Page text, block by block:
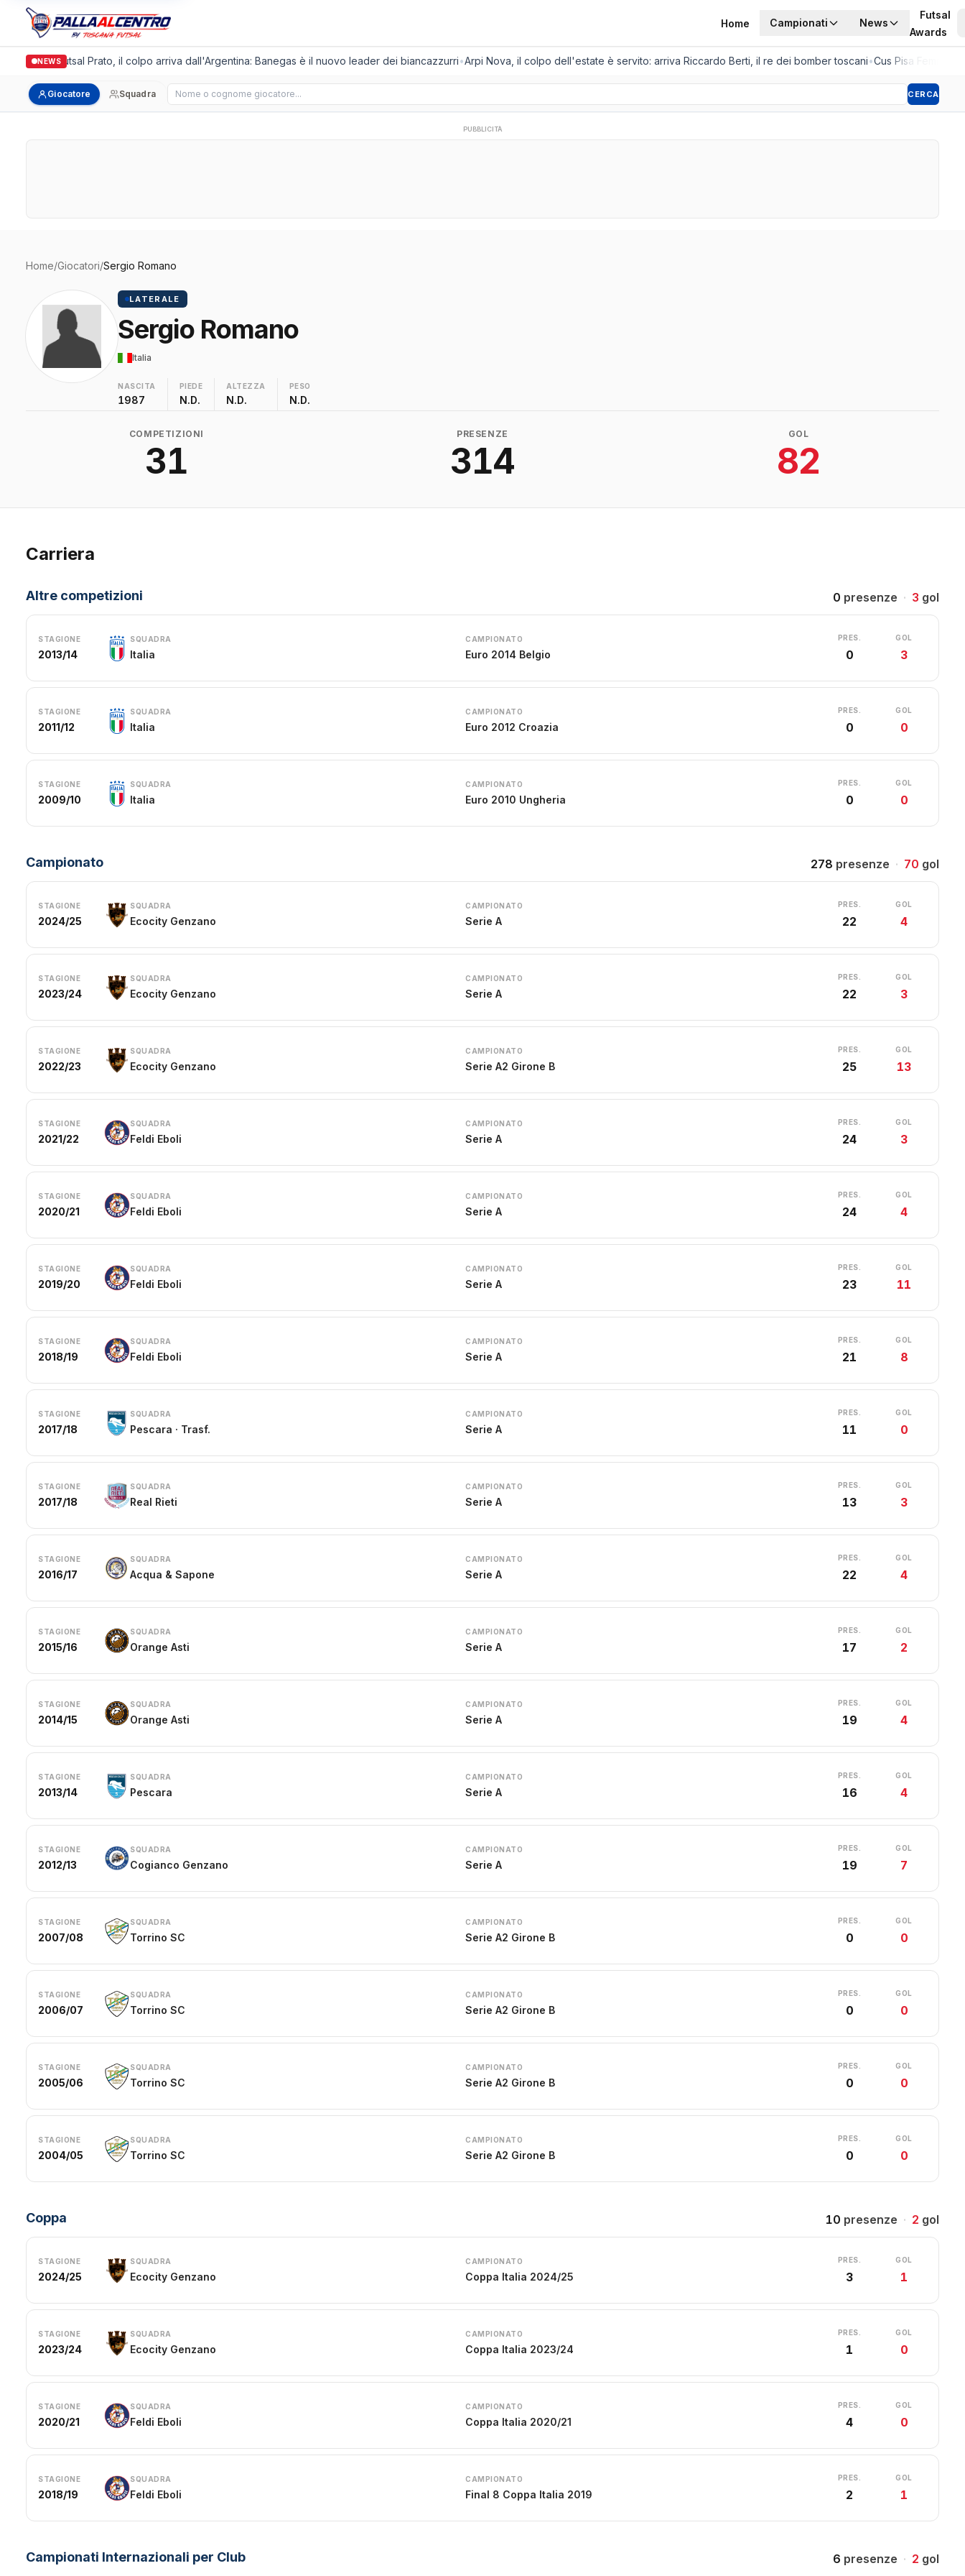
Home Campionati News
Futsal
Awards
NEWSFutsal Prato, il colpo arriva dall'Argentina: Banegas è il nuovo leader dei biancazzurri•Arpi Nova, il colpo dell'estate è servito: arriva Riccardo Berti, il re dei bomber toscani•Cus Pisa Femminile,
Giocatore Squadra Cerca giocatore CERCA
PUBBLICITÀ
Home/Giocatori/Sergio Romano
LATERALE
Sergio Romano
Italia
NASCITA
1987
PIEDE
N.D.
ALTEZZA
N.D.
PESO
N.D.
COMPETIZIONI
31
PRESENZE
314
GOL
82
Carriera
Altre competizioni 0 presenze · 3 gol
STAGIONE
2013/14
SQUADRA
Italia
CAMPIONATO
Euro 2014 Belgio
PRES.
0
GOL
3
STAGIONE
2011/12
SQUADRA
Italia
CAMPIONATO
Euro 2012 Croazia
PRES.
0
GOL
0
STAGIONE
2009/10
SQUADRA
Italia
CAMPIONATO
Euro 2010 Ungheria
PRES.
0
GOL
0
Campionato 278 presenze · 70 gol
STAGIONE
2024/25
SQUADRA
Ecocity Genzano
CAMPIONATO
Serie A
PRES.
22
GOL
4
STAGIONE
2023/24
SQUADRA
Ecocity Genzano
CAMPIONATO
Serie A
PRES.
22
GOL
3
STAGIONE
2022/23
SQUADRA
Ecocity Genzano
CAMPIONATO
Serie A2 Girone B
PRES.
25
GOL
13
STAGIONE
2021/22
SQUADRA
Feldi Eboli
CAMPIONATO
Serie A
PRES.
24
GOL
3
STAGIONE
2020/21
SQUADRA
Feldi Eboli
CAMPIONATO
Serie A
PRES.
24
GOL
4
STAGIONE
2019/20
SQUADRA
Feldi Eboli
CAMPIONATO
Serie A
PRES.
23
GOL
11
STAGIONE
2018/19
SQUADRA
Feldi Eboli
CAMPIONATO
Serie A
PRES.
21
GOL
8
STAGIONE
2017/18
SQUADRA
Pescara · Trasf.
CAMPIONATO
Serie A
PRES.
11
GOL
0
STAGIONE
2017/18
SQUADRA
Real Rieti
CAMPIONATO
Serie A
PRES.
13
GOL
3
STAGIONE
2016/17
SQUADRA
Acqua & Sapone
CAMPIONATO
Serie A
PRES.
22
GOL
4
STAGIONE
2015/16
SQUADRA
Orange Asti
CAMPIONATO
Serie A
PRES.
17
GOL
2
STAGIONE
2014/15
SQUADRA
Orange Asti
CAMPIONATO
Serie A
PRES.
19
GOL
4
STAGIONE
2013/14
SQUADRA
Pescara
CAMPIONATO
Serie A
PRES.
16
GOL
4
STAGIONE
2012/13
SQUADRA
Cogianco Genzano
CAMPIONATO
Serie A
PRES.
19
GOL
7
STAGIONE
2007/08
SQUADRA
Torrino SC
CAMPIONATO
Serie A2 Girone B
PRES.
0
GOL
0
STAGIONE
2006/07
SQUADRA
Torrino SC
CAMPIONATO
Serie A2 Girone B
PRES.
0
GOL
0
STAGIONE
2005/06
SQUADRA
Torrino SC
CAMPIONATO
Serie A2 Girone B
PRES.
0
GOL
0
STAGIONE
2004/05
SQUADRA
Torrino SC
CAMPIONATO
Serie A2 Girone B
PRES.
0
GOL
0
Coppa 10 presenze · 2 gol
STAGIONE
2024/25
SQUADRA
Ecocity Genzano
CAMPIONATO
Coppa Italia 2024/25
PRES.
3
GOL
1
STAGIONE
2023/24
SQUADRA
Ecocity Genzano
CAMPIONATO
Coppa Italia 2023/24
PRES.
1
GOL
0
STAGIONE
2020/21
SQUADRA
Feldi Eboli
CAMPIONATO
Coppa Italia 2020/21
PRES.
4
GOL
0
STAGIONE
2018/19
SQUADRA
Feldi Eboli
CAMPIONATO
Final 8 Coppa Italia 2019
PRES.
2
GOL
1
Campionati Internazionali per Club 6 presenze · 2 gol